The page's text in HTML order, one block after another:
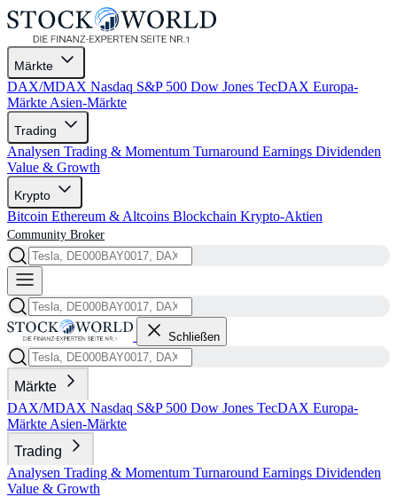
Märkte
DAX/MDAX Nasdaq S&P 500 Dow Jones TecDAX Europa-
Märkte Asien-Märkte
Trading
Analysen Trading & Momentum Turnaround Earnings Dividenden
Value & Growth
Krypto
Bitcoin Ethereum & Altcoins Blockchain Krypto-Aktien
Community Broker
Schließen
Märkte
DAX/MDAX Nasdaq S&P 500 Dow Jones TecDAX Europa-
Märkte Asien-Märkte
Trading
Analysen Trading & Momentum Turnaround Earnings Dividenden
Value & Growth